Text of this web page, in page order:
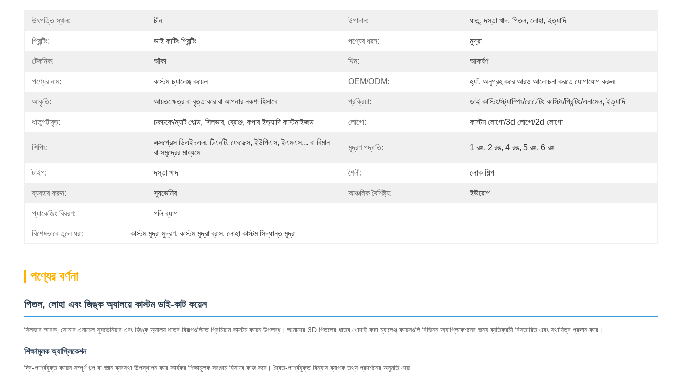
উৎপত্তি স্থল: চীন উপাদান: ধাতু, দস্তা খাদ, পিতল, লোহা, ইত্যাদি
প্রিন্টিং: ডাই কাটিং প্রিন্টিং পণ্যের ধরন: মুদ্রা
টেকনিক: আঁকা থিম: আকর্ষণ
পণ্যের নাম: কাস্টম চ্যালেঞ্জ কয়েন OEM/ODM: হ্যাঁ, অনুগ্রহ করে আরও আলোচনা করতে যোগাযোগ করুন
আকৃতি: আয়তক্ষেত্র বা বৃত্তাকার বা আপনার নকশা হিসাবে প্রক্রিয়া: ডাই কাস্টিং/স্ট্যাম্পিং/রোটেটিং কাস্টিং/প্রিন্টিং/এনামেল, ইত্যাদি
ধাতুপট্টাবৃত: চকচকে/ম্যাট গোল্ড, সিলভার, ব্রোঞ্জ, কপার ইত্যাদি কাস্টমাইজড লোগো: কাস্টম লোগো/3d লোগো/2d লোগো
শিপিং:
এক্সপ্রেস ডিএইচএল, টিএনটি, ফেডেক্স, ইউপিএস, ইএমএস... বা বিমান
বা সমুদ্রের মাধ্যমে
মুদ্রণ পদ্ধতি: 1 রঙ, 2 রঙ, 4 রঙ, 5 রঙ, 6 রঙ
টাইপ: দস্তা খাদ শৈলী: লোক শিল্প
ব্যবহার করুন: স্যুভেনির আঞ্চলিক বৈশিষ্ট্য: ইউরোপ
প্যাকেজিং বিবরণ: পলি ব্যাগ
বিশেষভাবে তুলে ধরা: কাস্টম মুদ্রা মুদ্রণ, কাস্টম মুদ্রা ব্রাস, লোহা কাস্টম সিদ্ধান্ত মুদ্রা
পণ্যের বর্ণনা
পিতল, লোহা এবং জিঙ্ক অ্যালয়ে কাস্টম ডাই-কাট কয়েন
সিলভার স্মারক, সোনার এনামেল স্যুভেনিয়ার এবং জিঙ্ক অ্যালয় ধাতব বিকল্পগুলিতে প্রিমিয়াম কাস্টম কয়েন উপলব্ধ। আমাদের 3D পিতলের ধাতব খোদাই করা চ্যালেঞ্জ কয়েনগুলি বিভিন্ন অ্যাপ্লিকেশনের জন্য ব্যতিক্রমী বিস্তারিত এবং স্থায়িত্ব প্রদান করে।
শিক্ষামূলক অ্যাপ্লিকেশন
দ্বি-পার্শ্বযুক্ত কয়েন সম্পূর্ণ গল্প বা জ্ঞান ব্যবস্থা উপস্থাপন করে কার্যকর শিক্ষামূলক সরঞ্জাম হিসাবে কাজ করে। দ্বৈত-পার্শ্বযুক্ত বিন্যাস ব্যাপক তথ্য প্রদর্শনের অনুমতি দেয়: